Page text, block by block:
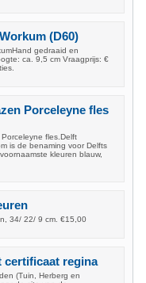
(D60)
gedraaid en
ca. 9,5 cm Vraagprijs: €
Porceleyne fles
fles.Delft
is de benaming voor Delfts
kleuren blauw,
34/ 22/ 9 cm. €15,00
certificaat regina
(Tuin, Herberg en